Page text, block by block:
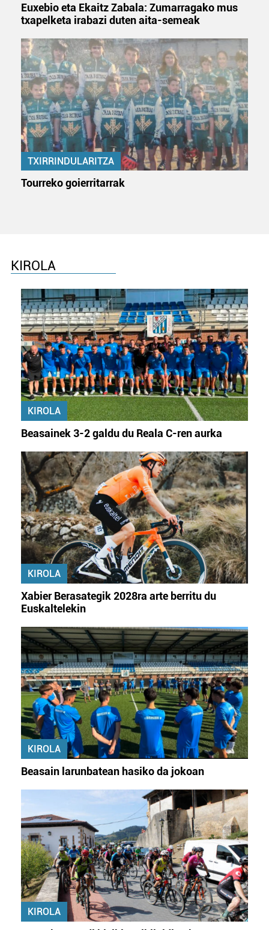
Euxebio eta Ekaitz Zabala: Zumarragako mus
txapelketa irabazi duten aita-semeak
TXIRRINDULARITZA
Tourreko goierritarrak
KIROLA
KIROLA
Beasainek 3-2 galdu du Reala C-ren aurka
KIROLA
Xabier Berasategik 2028ra arte berritu du
Euskaltelekin
KIROLA
Beasain larunbatean hasiko da jokoan
KIROLA